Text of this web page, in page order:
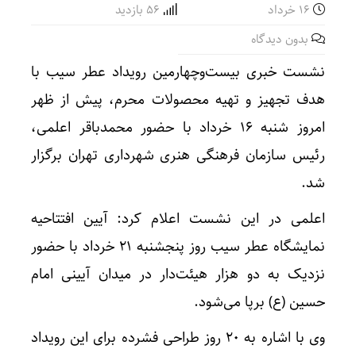
بدون دیدگاه
نشست خبری بیست‌وچهارمین رویداد عطر سیب با
هدف تجهیز و تهیه محصولات محرم، پیش از ظهر
امروز شنبه ۱۶ خرداد با حضور محمدباقر اعلمی،
رئیس سازمان فرهنگی هنری شهرداری تهران برگزار
شد.
اعلمی در این نشست اعلام کرد: آیین افتتاحیه
نمایشگاه عطر سیب روز پنجشنبه ۲۱ خرداد با حضور
نزدیک به دو هزار هیئت‌دار در میدان آیینی امام
حسین (ع) برپا می‌شود.
وی با اشاره به ۲۰ روز طراحی فشرده برای این رویداد